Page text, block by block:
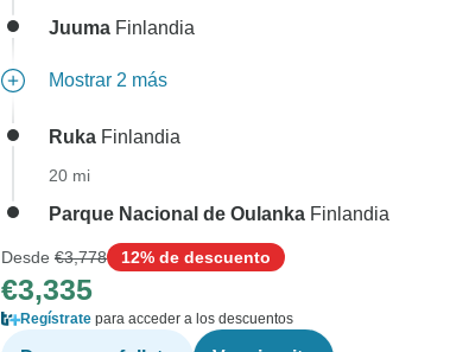
Juuma Finlandia
Mostrar 2 más
Ruka Finlandia
20 mi
Parque Nacional de Oulanka Finlandia
Desde €3,778 12% de descuento
€3,335
Regístrate para acceder a los descuentos